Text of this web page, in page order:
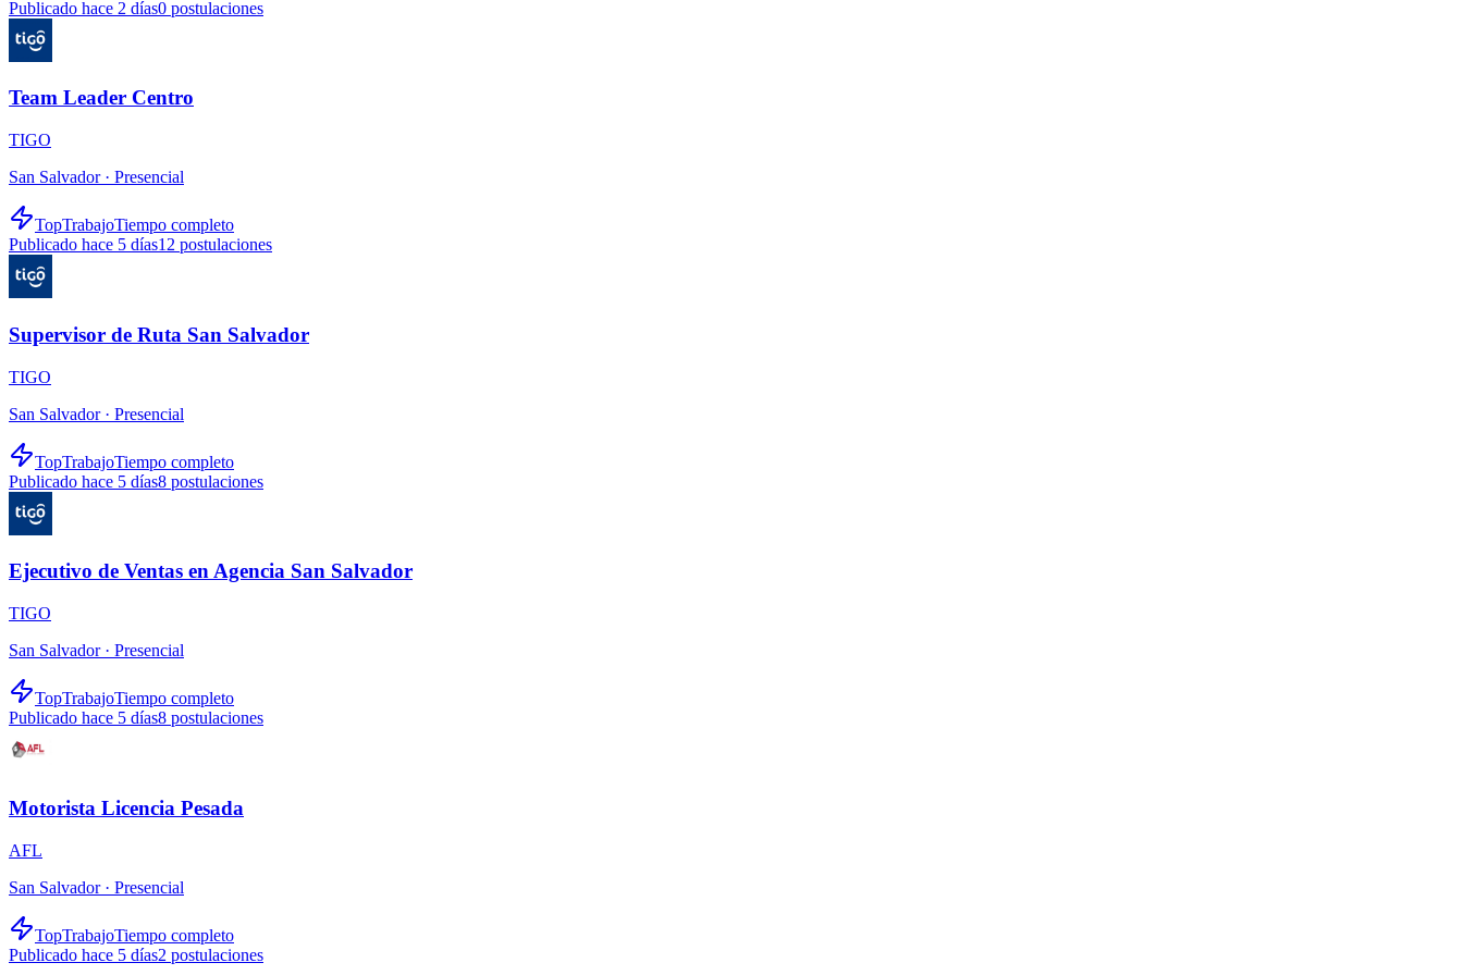
Publicado hace 2 días0 postulaciones
Team Leader Centro
TIGO
San Salvador · Presencial
TopTrabajoTiempo completo
Publicado hace 5 días12 postulaciones
Supervisor de Ruta San Salvador
TIGO
San Salvador · Presencial
TopTrabajoTiempo completo
Publicado hace 5 días8 postulaciones
Ejecutivo de Ventas en Agencia San Salvador
TIGO
San Salvador · Presencial
TopTrabajoTiempo completo
Publicado hace 5 días8 postulaciones
Motorista Licencia Pesada
AFL
San Salvador · Presencial
TopTrabajoTiempo completo
Publicado hace 5 días2 postulaciones